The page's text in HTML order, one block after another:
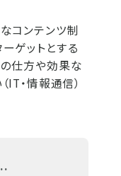
コンテンツ制
ゲットとする
仕方や効果な
IT・情報通信）